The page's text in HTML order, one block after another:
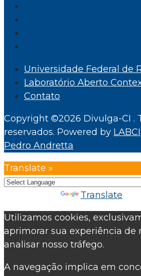
Universidade Federal de
Laboratório Aberto
Contato
Copyright ©2026 Divulga-CI .
reservados. Powered by LABCI
Pedro Andretta
Translate »
Translate
Utilizamos cookies,
aprimorar sua experiência de
analisar nosso tráfego.
A navegação implica em